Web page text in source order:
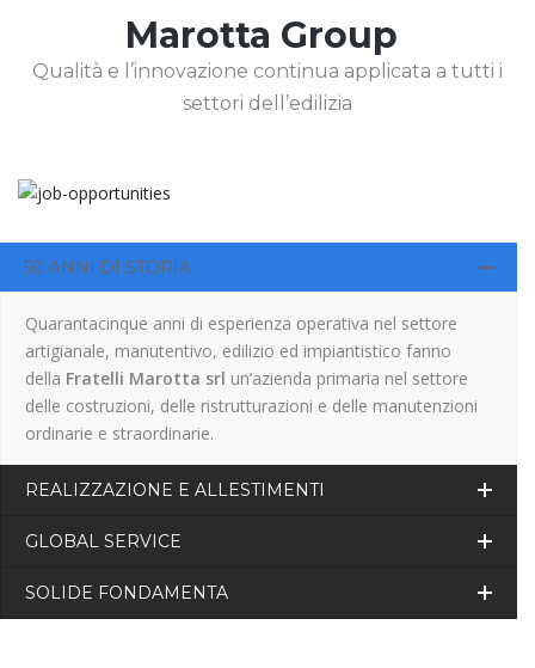
Marotta Group
Qualità e l’innovazione continua applicata a tutti i
settori dell’edilizia
50 ANNI DI STORIA
Quarantacinque anni di esperienza operativa nel settore
artigianale, manutentivo, edilizio ed impiantistico fanno
della Fratelli Marotta srl un’azienda primaria nel settore
delle costruzioni, delle ristrutturazioni e delle manutenzioni
ordinarie e straordinarie.
REALIZZAZIONE E ALLESTIMENTI
GLOBAL SERVICE
SOLIDE FONDAMENTA